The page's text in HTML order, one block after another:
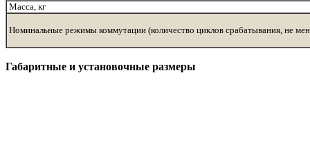
Масса, кг
Номинальные режимы коммутации (количество циклов срабатывания, не
Габаритные и установочные размеры